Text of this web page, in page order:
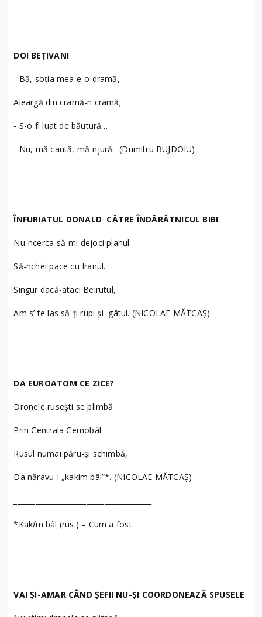
DOI BEȚIVANI
- Bă, soția mea e-o dramă,
Aleargă din cramă-n cramă;
- S-o fi luat de băutură…
- Nu, mă caută, mă-njură. (Dumitru BUJDOIU)
ÎNFURIATUL DONALD CĂTRE ÎNDĂRĂTNICUL BIBI
Nu-ncerca să-mi dejoci planul
Să-nchei pace cu Iranul.
Singur dacă-ataci Beirutul,
Am s’ te las să-ți rupi și gâtul. (NICOLAE MĂTCAȘ)
DA EUROATOM CE ZICE?
Dronele rusești se plimbă
Prin Centrala Cernobâl.
Rusul numai păru-și schimbă,
Da năravu-i „kakím bâl”*. (NICOLAE MĂTCAȘ)
*Kakím bâl (rus.) – Cum a fost.
VAI ȘI-AMAR CÂND ȘEFII NU-ȘI COORDONEAZĂ SPUSELE